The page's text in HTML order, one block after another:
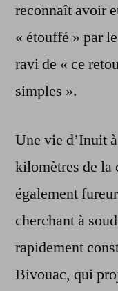
reconnaît avoir
« étouffé » par
ravi de « ce
simples ».
Une vie d’Inuit
kilomètres de
également
cherchant à
rapidement
Bivouac, qui